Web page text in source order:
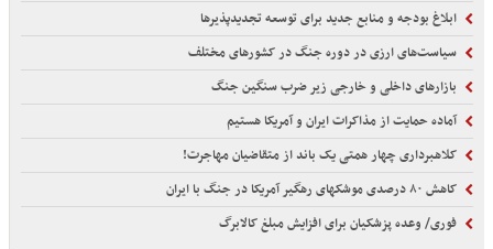
ابلاغ بودجه و منابع جدید برای توسعه تجدیدپذیرها
سیاست‌های ارزی در دوره جنگ در کشورهای مختلف
بازارهای داخلی و خارجی زیر ضرب سنگین جنگ
آماده حمایت از مذاکرات ایران و آمریکا هستیم
کلاهبرداری چهار همتی یک باند از متقاضیان مهاجرت!
کاهش ۸۰ درصدی موشکهای رهگیر آمریکا در جنگ با ایران
فوری/ وعده پزشکیان برای افزایش مبلغ کالابرگ